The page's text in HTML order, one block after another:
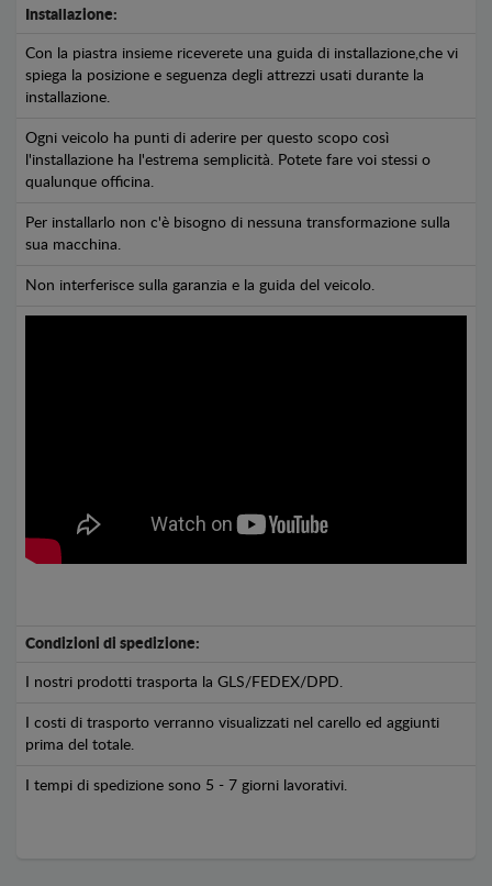
Installazione:
Con la piastra insieme riceverete una guida di installazione,che vi
spiega la posizione e seguenza degli attrezzi usati durante la
installazione.
Ogni veicolo ha punti di aderire per questo scopo così
l'installazione ha l'estrema semplicità. Potete fare voi stessi o
qualunque officina.
Per installarlo non c'è bisogno di nessuna transformazione sulla
sua macchina.
Non interferisce sulla garanzia e la guida del veicolo.
Condizioni di spedizione:
I nostri prodotti trasporta la GLS/FEDEX/DPD.
I costi di trasporto verranno visualizzati nel carello ed aggiunti
prima del totale.
I tempi di spedizione sono 5 - 7 giorni lavorativi.